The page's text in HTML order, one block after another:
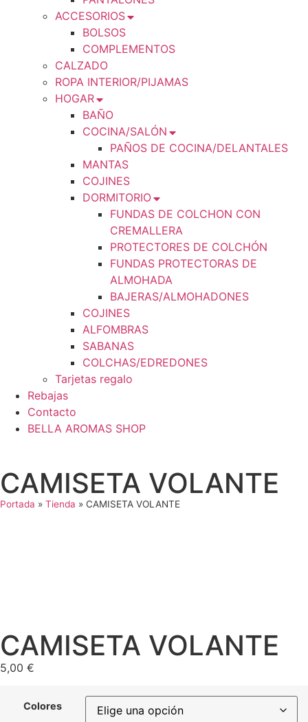
ACCESORIOS
BOLSOS
COMPLEMENTOS
CALZADO
ROPA INTERIOR/PIJAMAS
HOGAR
BAÑO
COCINA/SALÓN
PAÑOS DE COCINA/DELANTALES
MANTAS
COJINES
DORMITORIO
FUNDAS DE COLCHON CON
CREMALLERA
PROTECTORES DE COLCHÓN
FUNDAS PROTECTORAS DE
ALMOHADA
BAJERAS/ALMOHADONES
COJINES
ALFOMBRAS
SABANAS
COLCHAS/EDREDONES
Tarjetas regalo
Rebajas
Contacto
BELLA AROMAS SHOP
CAMISETA VOLANTE
Portada » Tienda » CAMISETA VOLANTE
CAMISETA VOLANTE
5,00 €
Colores